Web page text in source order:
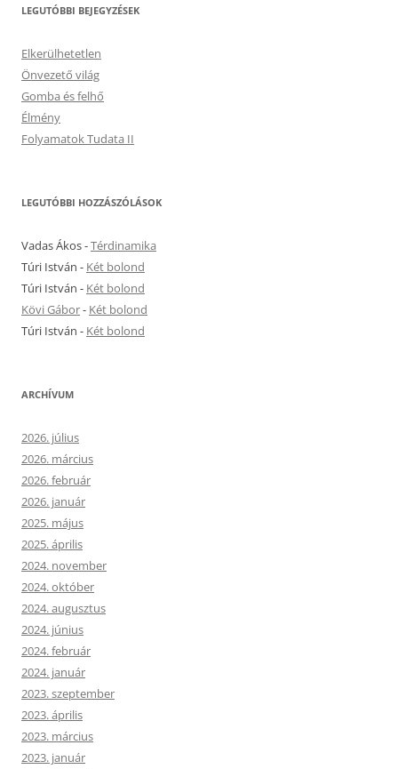
LEGUTÓBBI BEJEGYZÉSEK
Elkerülhetetlen
Önvezető világ
Gomba és felhő
Élmény
Folyamatok Tudata II
LEGUTÓBBI HOZZÁSZÓLÁSOK
Vadas Ákos-Térdinamika
Túri István - Két bolond
Túri István - Két bolond
Kövi Gábor- Két bolond
Túri István - Két bolond
ARCHÍVUM
2026. július
2026. március
2026. február
2026. január
2025. május
2025. április
2024. november
2024. október
2024. augusztus
2024. június
2024. február
2024. január
2023. szeptember
2023. április
2023. március
2023. január